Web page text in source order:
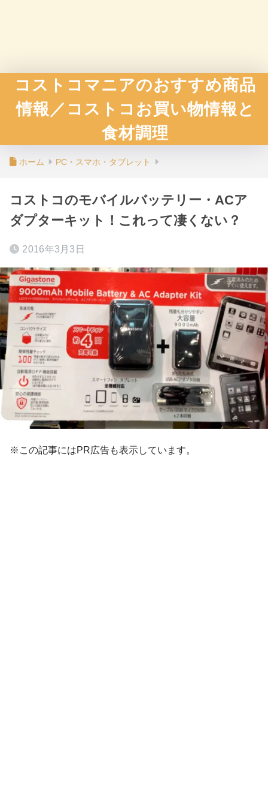
コストコマニアのおすすめ商品
情報／コストコお買い物情報と
食材調理
ホーム PC・スマホ・タブレット
コストコのモバイルバッテリー・ACア
ダプターキット！これって凄くない？
2016年3月3日
※この記事にはPR広告も表示しています。